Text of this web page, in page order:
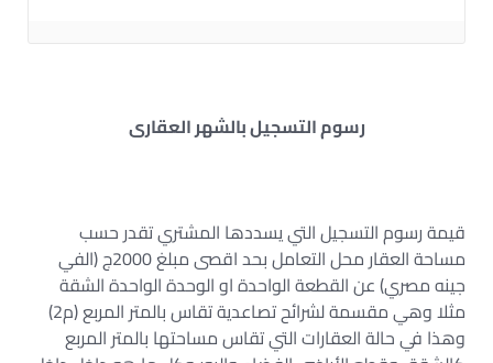
رسوم التسجيل بالشهر العقارى
قيمة رسوم التسجيل التي يسددها المشتري تقدر حسب
مساحة العقار محل التعامل بحد اقصى مبلغ 2000ج (الفي
جينه مصري) عن القطعة الواحدة او الوحدة الواحدة الشقة
مثلا وهي مقسمة لشرائح تصاعدية تقاس بالمتر المربع (م2)
وهذا في حالة العقارات التي تقاس مساحتها بالمتر المربع